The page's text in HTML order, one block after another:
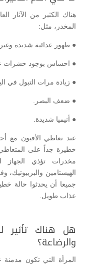
هناك الكثير من الآثار
المخدر، مثل:
● ظهور عدائية شديدة
● احساس بوجود حشرات
● زيادة مرات التبول في
● ضعف البصر.
● أنيميا شديدة.
عند تعاطي الأفيون مع
خطيرة جداً على
مخدرات تؤذي الجهاز
الهيستامين
جميعا أن يحدثوا حالة
عذاب طويل.
هل هناك تأثير
والرضاعة؟
المرأة التي تكون مدمنة